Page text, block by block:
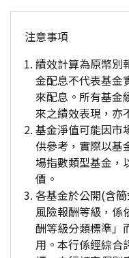
注意事項
績效計算為原幣別
金配息不代表基金
來配息。所有基金
來之績效表現，亦
基金淨值可能因市
供參考，實際以基
場指數類型基金，
價。
各基金於公開(含
風險報酬等級，係
酬等級分類標準」
用。本行係經綜合